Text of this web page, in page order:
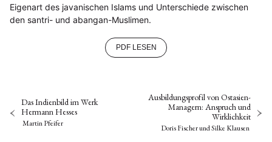
Eigenart des javanischen Islams und Unterschiede zwischen
den santri- und abangan-Muslimen.
PDF LESEN
Das Indienbild im Werk
Hermann Hesses
Martin Pfeifer
Ausbildungsprofil von Ostasien-
Managern: Anspruch und
Wirklichkeit
Doris FischerundSilke Klausen